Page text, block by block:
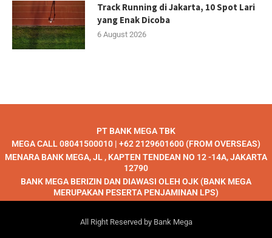
Track Running di Jakarta, 10 Spot Lari
yang Enak Dicoba
6 August 2026
PT BANK MEGA TBK
MEGA CALL 08041500010 | +62 2129601600 (FROM OVERSEAS)
MENARA BANK MEGA, JL , KAPTEN TENDEAN NO 12 -14A, JAKARTA
12790
BANK MEGA BERIZIN DAN DIAWASI OLEH OJK (BANK MEGA
MERUPAKAN PESERTA PENJAMINAN LPS)
All Right Reserved by Bank Mega